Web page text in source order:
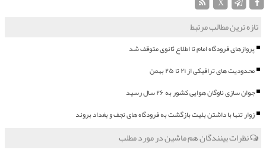
تازه ترین مطالب مرتبط
پروازهای فرودگاه امام تا اطلاع ثانوی متوقف شد
محدودیت های ترافیکی از ۲۱ تا ۲۵ بهمن
جوان سازی ناوگان هوایی کشور به ۲۶ سال رسید
زوار تنها با داشتن بلیت بازگشت به فرودگاه های نجف و بغداد بروند
نظرات بینندگان هم ماشین در مورد مطلب